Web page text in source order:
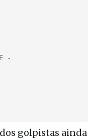
golpistas ainda